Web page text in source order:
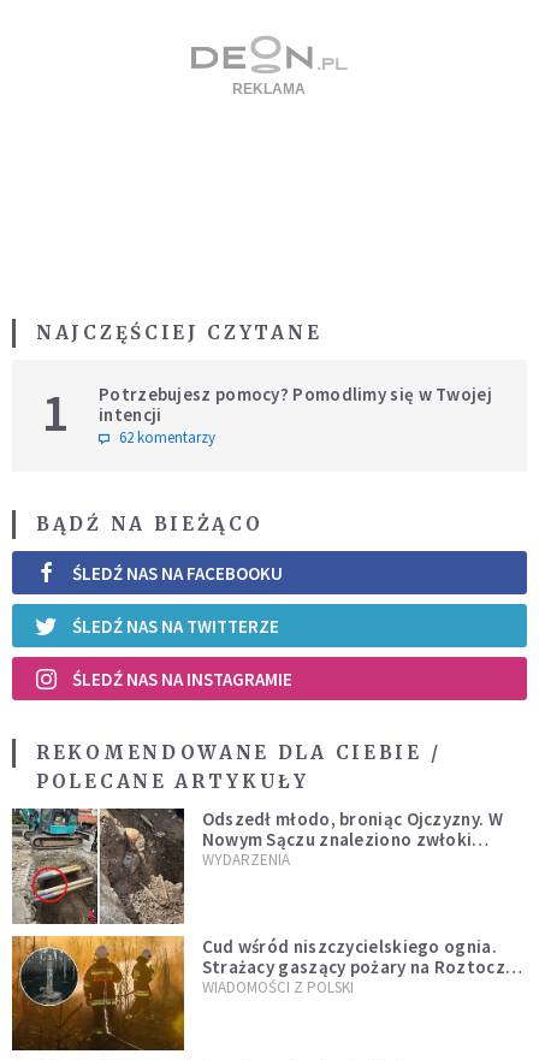
NAJCZĘŚCIEJ CZYTANE
1
Potrzebujesz pomocy? Pomodlimy się w Twojej
intencji
62 komentarzy
BĄDŹ NA BIEŻĄCO
ŚLEDŹ NAS NA FACEBOOKU
ŚLEDŹ NAS NA TWITTERZE
ŚLEDŹ NAS NA INSTAGRAMIE
REKOMENDOWANE DLA CIEBIE /
POLECANE ARTYKUŁY
Odszedł młodo, broniąc Ojczyzny. W
Nowym Sączu znaleziono zwłoki
mężczyzny z czasów potopu
WYDARZENIA
Cud wśród niszczycielskiego ognia.
Strażacy gaszący pożary na Roztoczu
opublikowali niezwykłe zdjęcie
WIADOMOŚCI Z POLSKI